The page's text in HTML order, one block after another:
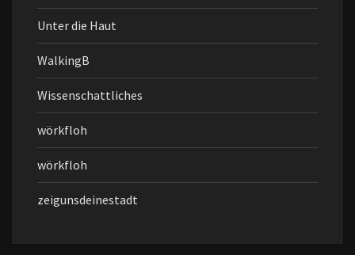
Unter die Haut
WalkingB
Wissenschattliches
wörkfloh
wörkfloh
zeigunsdeinestadt